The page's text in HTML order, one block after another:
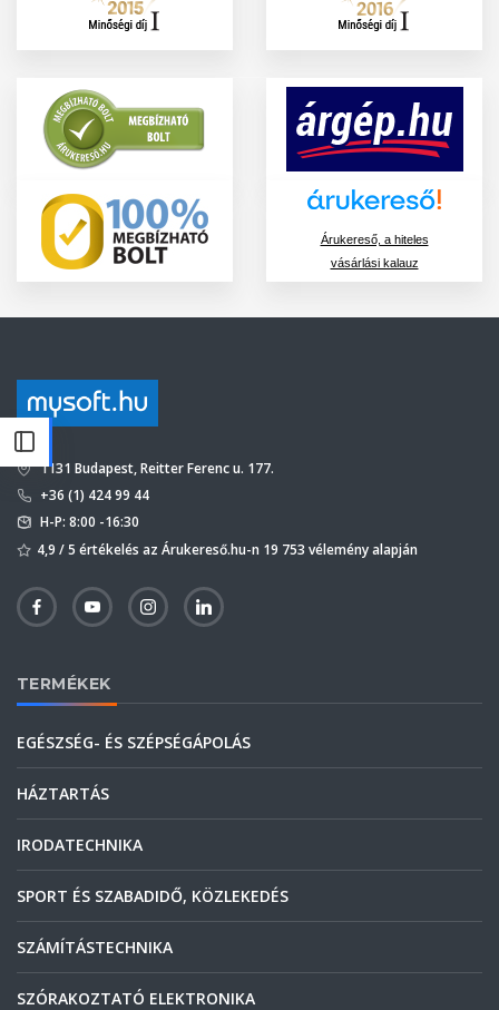
Árukereső, a hiteles
vásárlási kalauz
1131 Budapest, Reitter Ferenc u. 177.
+36 (1) 424 99 44
H-P: 8:00 -16:30
4,9 / 5 értékelés az Árukereső.hu-n 19 753 vélemény alapján
TERMÉKEK
EGÉSZSÉG- ÉS SZÉPSÉGÁPOLÁS
HÁZTARTÁS
IRODATECHNIKA
SPORT ÉS SZABADIDŐ, KÖZLEKEDÉS
SZÁMÍTÁSTECHNIKA
SZÓRAKOZTATÓ ELEKTRONIKA